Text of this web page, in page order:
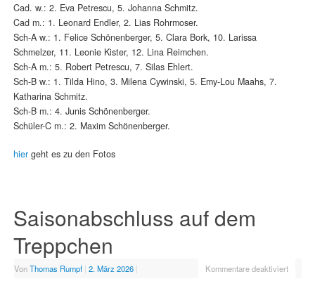
Cad. w.: 2. Eva Petrescu, 5. Johanna Schmitz.
Cad m.: 1. Leonard Endler, 2. Lias Rohrmoser.
Sch-A w.: 1. Felice Schönenberger, 5. Clara Bork, 10. Larissa
Schmelzer, 11. Leonie Kister, 12. Lina Reimchen.
Sch-A m.: 5. Robert Petrescu, 7. Silas Ehlert.
Sch-B w.: 1. Tilda Hino, 3. Milena Cywinski, 5. Emy-Lou Maahs, 7.
Katharina Schmitz.
Sch-B m.: 4. Junis Schönenberger.
Schüler-C m.: 2. Maxim Schönenberger.
hiergeht es zu den Fotos
Saisonabschluss auf dem
Treppchen
VonThomas Rumpf | 2. März 2026 | Kommentare deaktiviert